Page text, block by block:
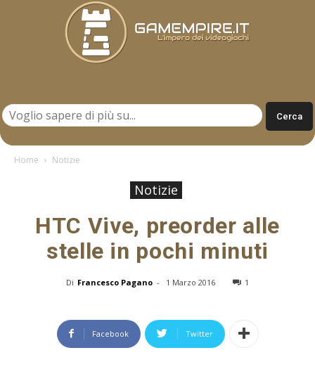
Home Notizie
Notizie
HTC Vive, preorder alle
stelle in pochi minuti
Di Francesco Pagano - 1 Marzo 2016 1
Facebook Twitter